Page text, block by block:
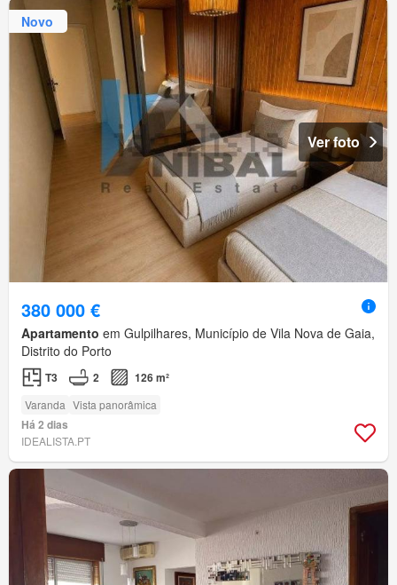
Novo
Ver foto
380 000 €
Apartamento em Gulpilhares, Município de Vila Nova de Gaia,
Distrito do Porto
T3 2 126 m²
Varanda Vista panorâmica
Há 2 dias
IDEALISTA.PT